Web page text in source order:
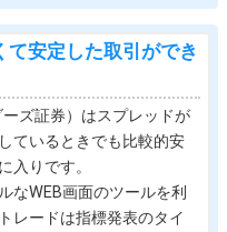
て安定した取引ができ
ズ証券）はスプレッドが
ているときでも比較的安
入りです。
なWEB画面のツールを利
レードは指標発表のタイ